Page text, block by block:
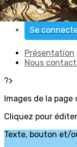
Se
Présentation
Nous
?>
Images de la page
Cliquez pour éditer
Texte, bouton et/